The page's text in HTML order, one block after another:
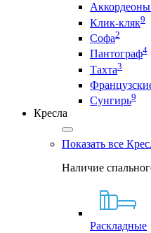
Аккордеоны
Клик-кляк9
Софа2
Пантограф4
Тахта3
Сунгирь9
Кресла
Показать все
Наличие
Раскладные